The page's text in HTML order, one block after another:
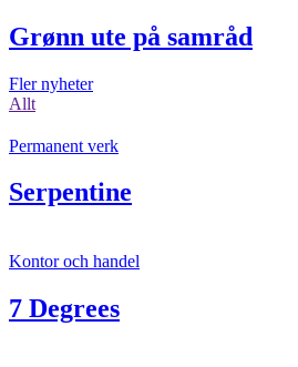
Grønn ute på samråd
Fler nyheter
Allt
Permanent verk
Serpentine
Kontor och handel
7 Degrees